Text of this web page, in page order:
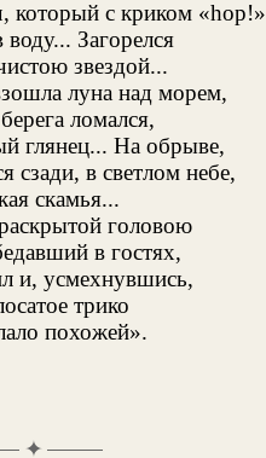
который с криком «hop!»
Загорелся
звездой...
луна над морем,
ломался,
глянец... На обрыве,
сзади, в светлом небе,
скамья...
головою
в гостях,
и, усмехнувшись,
трико
похожей».
✦